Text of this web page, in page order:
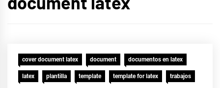
cover document latex document documentos en latex
latex plantilla template template for latex trabajos